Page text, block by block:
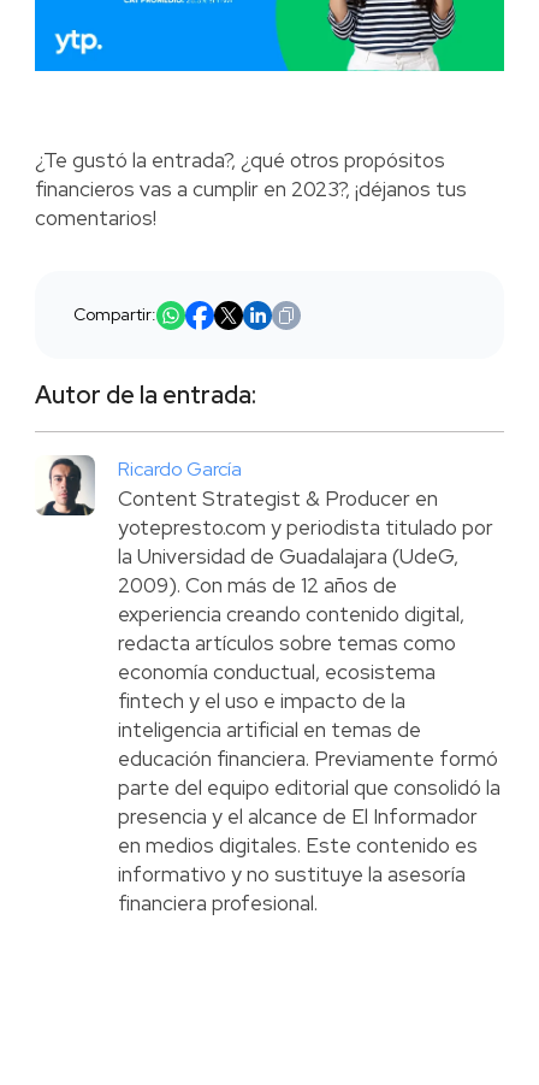
¿Te gustó la entrada?, ¿qué otros propósitos
financieros vas a cumplir en 2023?, ¡déjanos tus
comentarios!
Compartir:
Autor de la entrada:
Ricardo García
Content Strategist & Producer en
yotepresto.com y periodista titulado por
la Universidad de Guadalajara (UdeG,
2009). Con más de 12 años de
experiencia creando contenido digital,
redacta artículos sobre temas como
economía conductual, ecosistema
fintech y el uso e impacto de la
inteligencia artificial en temas de
educación financiera. Previamente formó
parte del equipo editorial que consolidó la
presencia y el alcance de El Informador
en medios digitales. Este contenido es
informativo y no sustituye la asesoría
financiera profesional.